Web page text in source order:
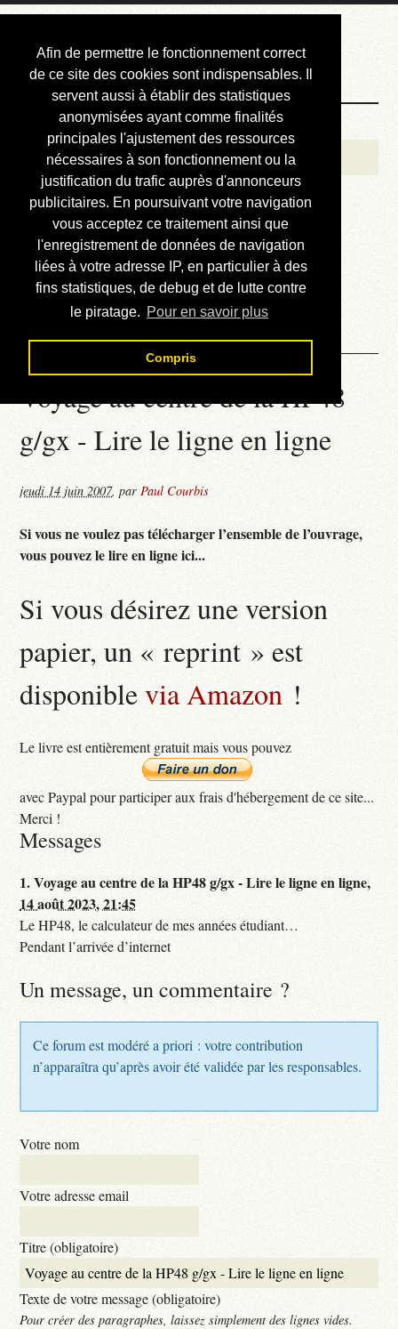
Afin de permettre le fonctionnement correct
de ce site des cookies sont indispensables. Il
servent aussi à établir des statistiques
anonymisées ayant comme finalités
principales l'ajustement des ressources
nécessaires à son fonctionnement ou la
justification du trafic auprès d'annonceurs
publicitaires. En poursuivant votre navigation
vous acceptez ce traitement ainsi que
l'enregistrement de données de navigation
liées à votre adresse IP, en particulier à des
fins statistiques, de debug et de lutte contre
le piratage. Pour en savoir plus
Compris
Courbis, « LE »
Blog Officiel
Bienvenue
Réalisations
Divers (et d’été)
Annonces
Liens externes
Téléchargement
Contact
Voyage au centre de la HP48
g/gx - Lire le ligne en ligne
jeudi 14 juin 2007,parPaul Courbis
Si vous ne voulez pas télécharger l’ensemble de l’ouvrage,
vous pouvez le lire en ligne ici...
Si vous désirez une version
papier, un « reprint » est
disponiblevia Amazon !
Le livre est entièrement gratuit mais vous pouvez
avec Paypal pour participer aux frais d'hébergement de ce site...
Merci !
Messages
1.Voyage au centre de la HP48 g/gx - Lire le ligne en ligne,
14 août 2023, 21:45
Le HP48, le calculateur de mes années étudiant…
Pendant l’arrivée d’internet
Un message, un commentaire ?
Ce forum est modéré a priori : votre contribution
n’apparaîtra qu’après avoir été validée par les responsables.
Votre nom
Votre adresse email
Titre (obligatoire)
Texte de votre message (obligatoire)
Pour créer des paragraphes, laissez simplement des lignes vides.